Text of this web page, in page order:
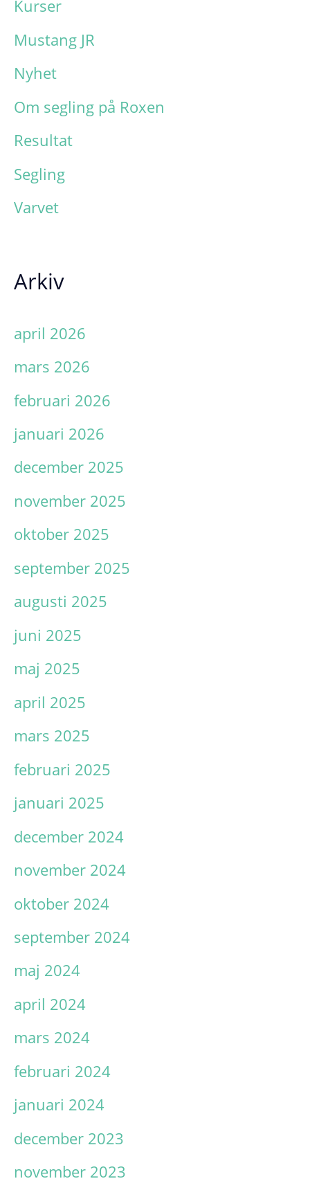
Kurser
Mustang JR
Nyhet
Om segling på Roxen
Resultat
Segling
Varvet
Arkiv
april 2026
mars 2026
februari 2026
januari 2026
december 2025
november 2025
oktober 2025
september 2025
augusti 2025
juni 2025
maj 2025
april 2025
mars 2025
februari 2025
januari 2025
december 2024
november 2024
oktober 2024
september 2024
maj 2024
april 2024
mars 2024
februari 2024
januari 2024
december 2023
november 2023